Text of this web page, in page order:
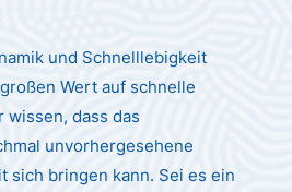
und Schnelllebigkeit
Wert auf schnelle
wissen, dass das
unvorhergesehene
sich bringen kann. Sei es ein